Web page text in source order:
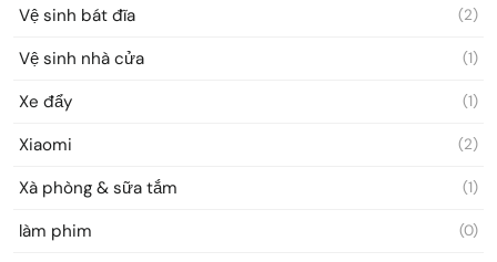
Vệ sinh bát đĩa (2)
Vệ sinh nhà cửa (1)
Xe đẩy (1)
Xiaomi (2)
Xà phòng & sữa tắm (1)
làm phim (0)